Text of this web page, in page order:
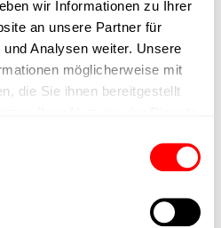
wir Informationen zu Ihrer
an unsere Partner für
Analysen weiter. Unsere
möglicherweise mit
die Sie ihnen bereitgestellt
+/- 0.1 mm
400N